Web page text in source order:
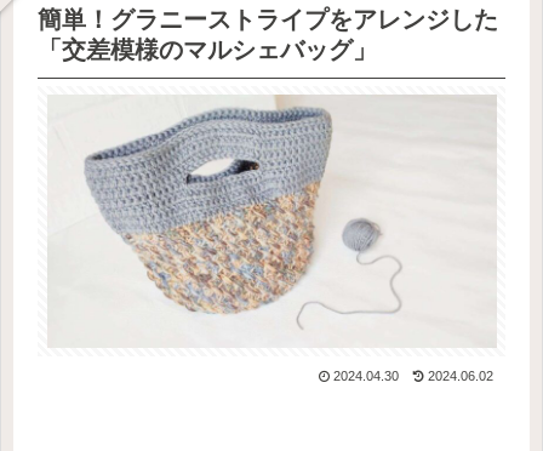
簡単！グラニーストライプをアレンジした
「交差模様のマルシェバッグ」
2024.04.30 2024.06.02